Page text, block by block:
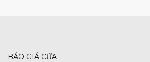
BÁO GIÁ CỬA